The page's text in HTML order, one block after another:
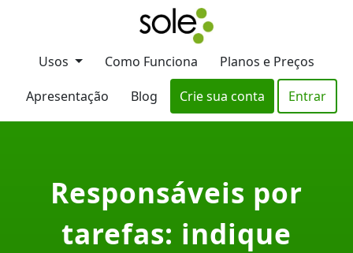
Usos Como Funciona
Planos e Preços
Apresentação
Blog Crie sua conta Entrar
Responsáveis por
tarefas: indique